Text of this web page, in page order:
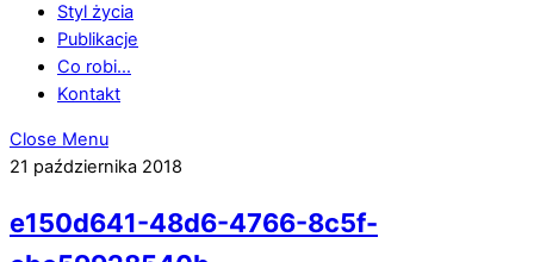
Styl życia
Publikacje
Co robi…
Kontakt
Close Menu
21 października 2018
e150d641-48d6-4766-8c5f-